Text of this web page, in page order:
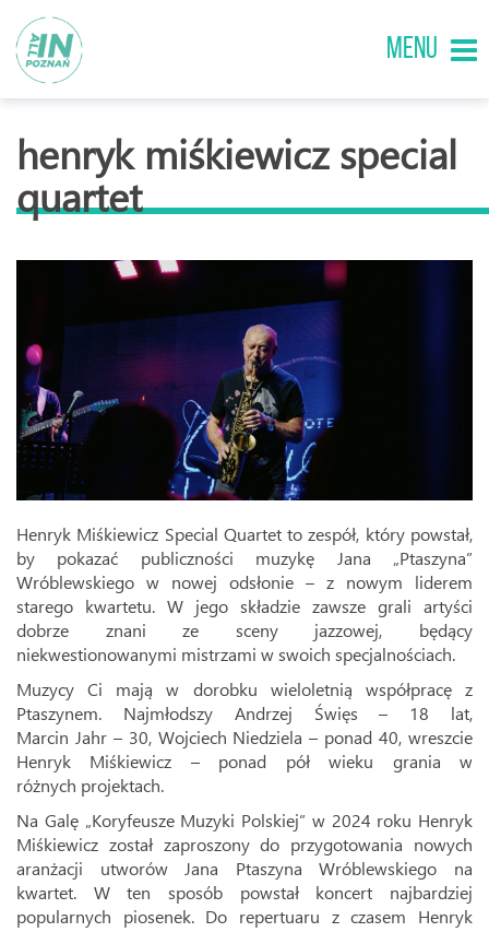
MENU
henryk miśkiewicz special
quartet
Henryk Miśkiewicz Special Quartet to zespół, który powstał,
by pokazać publiczności muzykę Jana „Ptaszyna”
Wróblewskiego w nowej odsłonie – z nowym liderem
starego kwartetu. W jego składzie zawsze grali artyści
dobrze znani ze sceny jazzowej, będący
niekwestionowanymi mistrzami w swoich specjalnościach.
Muzycy Ci mają w dorobku wieloletnią współpracę z
Ptaszynem. Najmłodszy Andrzej Święs – 18 lat,
Marcin Jahr – 30, Wojciech Niedziela – ponad 40, wreszcie
Henryk Miśkiewicz – ponad pół wieku grania w
różnych projektach.
Na Galę „Koryfeusze Muzyki Polskiej” w 2024 roku Henryk
Miśkiewicz został zaproszony do przygotowania nowych
aranżacji utworów Jana Ptaszyna Wróblewskiego na
kwartet. W ten sposób powstał koncert najbardziej
popularnych piosenek. Do repertuaru z czasem Henryk